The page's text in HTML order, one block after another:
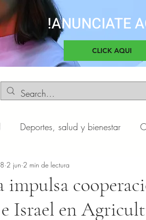
!ANUNCIATE
CLICK AQUI
Deportes, salud y bienestar
Negocios y Emprendimientos
Automóviles Novedades
impulsa
Israel en
2 jun 2 min de lectura